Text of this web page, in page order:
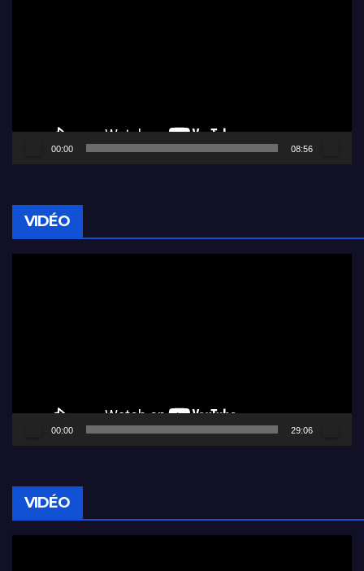
00:00 08:56
VIDÉO
00:00 29:06
VIDÉO